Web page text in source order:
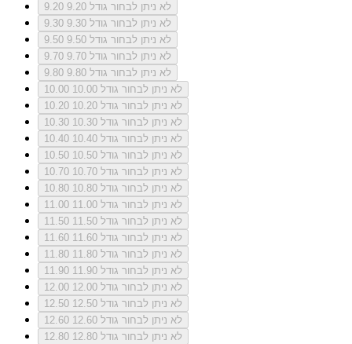
9.20
לא ניתן לבחור גודל 9.20
9.30
לא ניתן לבחור גודל 9.30
9.50
לא ניתן לבחור גודל 9.50
9.70
לא ניתן לבחור גודל 9.70
9.80
לא ניתן לבחור גודל 9.80
10.00
לא ניתן לבחור גודל 10.00
10.20
לא ניתן לבחור גודל 10.20
10.30
לא ניתן לבחור גודל 10.30
10.40
לא ניתן לבחור גודל 10.40
10.50
לא ניתן לבחור גודל 10.50
10.70
לא ניתן לבחור גודל 10.70
10.80
לא ניתן לבחור גודל 10.80
11.00
לא ניתן לבחור גודל 11.00
11.50
לא ניתן לבחור גודל 11.50
11.60
לא ניתן לבחור גודל 11.60
11.80
לא ניתן לבחור גודל 11.80
11.90
לא ניתן לבחור גודל 11.90
12.00
לא ניתן לבחור גודל 12.00
12.50
לא ניתן לבחור גודל 12.50
12.60
לא ניתן לבחור גודל 12.60
12.80
לא ניתן לבחור גודל 12.80